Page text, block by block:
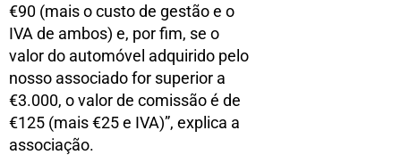
€90 (mais o custo de gestão e o
IVA de ambos) e, por fim, se o
valor do automóvel adquirido pelo
nosso associado for superior a
€3.000, o valor de comissão é de
€125 (mais €25 e IVA)”, explica a
associação.